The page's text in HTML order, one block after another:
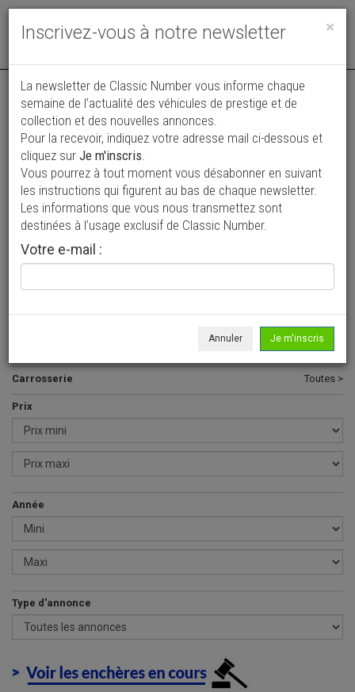
Toggle
Vos annonces vues par
plus de 4 millions de collectionneurs
Ajouter une annonce
> Rechercher un véhicule
Tous >
Carrosserie Toutes >
Prix
Année
Type d'annonce
×
Inscrivez-vous à notre newsletter
La newsletter de Classic Number vous informe chaque
semaine de l’actualité des véhicules de prestige et de
collection et des nouvelles annonces.
Pour la recevoir, indiquez votre adresse mail ci-dessous et
cliquez sur Je m'inscris.
Vous pourrez à tout moment vous désabonner en suivant
les instructions qui figurent au bas de chaque newsletter.
Les informations que vous nous transmettez sont
destinées à l’usage exclusif de Classic Number.
Votre e-mail :
Annuler Je m'inscris